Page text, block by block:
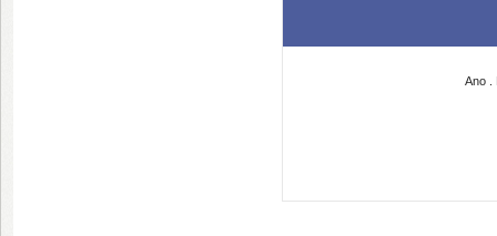
Ano